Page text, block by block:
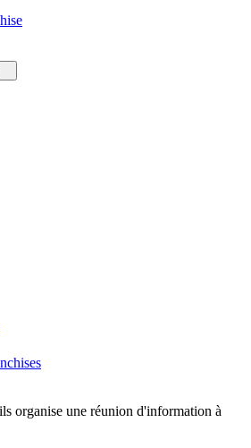
organise une réunion d'information à